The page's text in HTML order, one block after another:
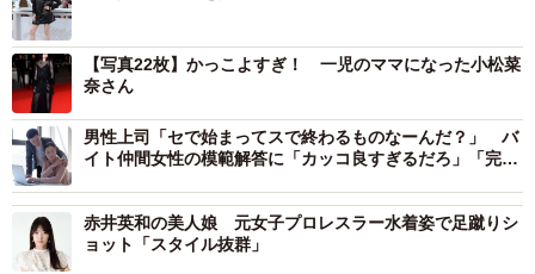
【写真22枚】かっこよすぎ！ 一児のママになった小松菜
奈さん
男性上司「セで始まってスで終わるものなーんだ？」 バ
イト仲間女性の模範解答に「カッコ良すぎるだろ」「完璧
赤井英和の美人娘 元女子プロレスラー水着姿で足蹴りシ
ョット「スタイル抜群」